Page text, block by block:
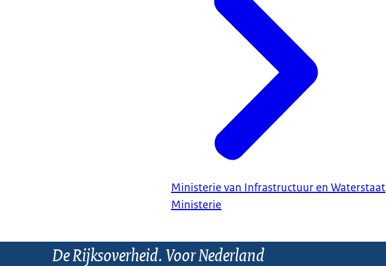
Ministerie van Infrastructuur en Waterstaat
Ministerie
De Rijksoverheid. Voor Nederland